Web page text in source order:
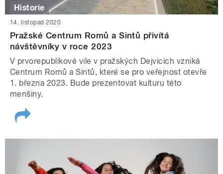
Historie
14. listopad 2020
Pražské Centrum Romů a Sintů přivítá
návštěvníky v roce 2023
V prvorepublikové vile v pražských Dejvicích vzniká
Centrum Romů a Sintů, které se pro veřejnost otevře
1. března 2023. Bude prezentovat kulturu této
menšiny.